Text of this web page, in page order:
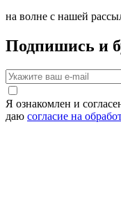
на волне с нашей
Подпишись и
Я ознакомлен и
даю согласие на